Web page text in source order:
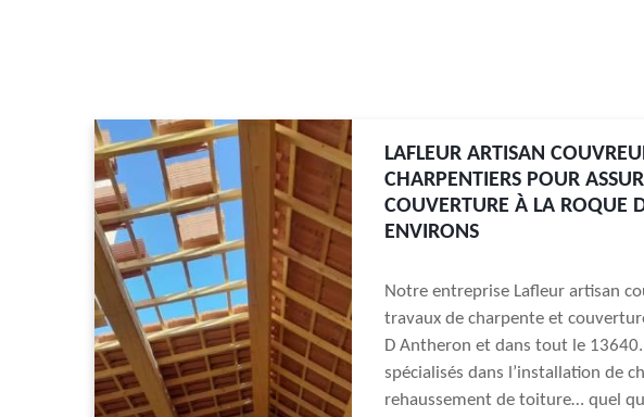
LAFLEUR ARTISAN
CHARPENTIERS POUR
COUVERTURE À LA ROQUE
ENVIRONS
Notre entreprise Lafleur artisan
travaux de charpente et
D Antheron et dans tout le
spécialisés dans l’installation de
rehaussement de toiture… quel